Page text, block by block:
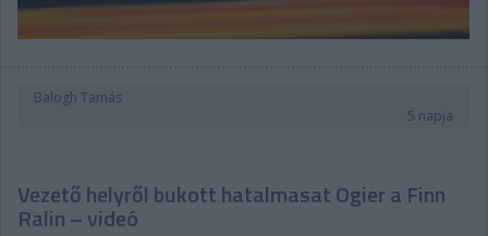
Balogh Tamás
5 napja
Vezető helyről bukott hatalmasat Ogier a Finn
Ralin – videó